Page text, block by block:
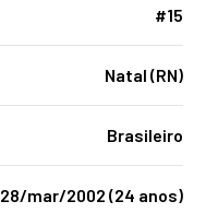
#15
Natal (RN)
Brasileiro
28/mar/2002 (24 anos)